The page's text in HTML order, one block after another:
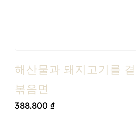
해산물과 돼지고기를
볶음면
388.800 ₫